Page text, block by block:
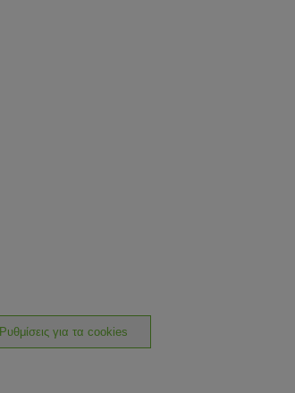
Ρυθμίσεις για τα cookies